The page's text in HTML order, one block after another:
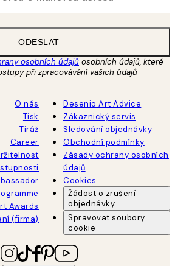
ODESLAT
osobních údajů osobních údajů, které
při zpracovávání vašich údajů
O nás
Tisk
Tiráž
Career
Awards
(firma)
Desenio Art Advice
Zákaznický servis
Sledování objednávky
Obchodní podmínky
Zásady ochrany osobních
údajů
Cookies
Žádost o zrušení
objednávky
Spravovat soubory
cookie